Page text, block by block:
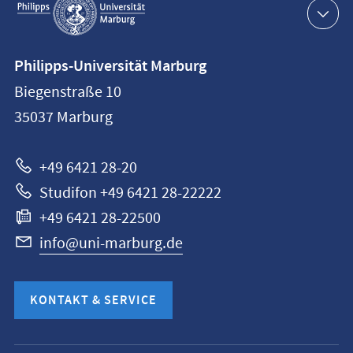
Navigation
Philipps-
Universität
Marburg
Philipps-Universität Marburg
Biegenstraße 10
35037 Marburg
+49 6421 28-20
Studifon +49 6421 28-22222
+49 6421 28-22500
info@uni-marburg.de
KONTAKT & SERVICE